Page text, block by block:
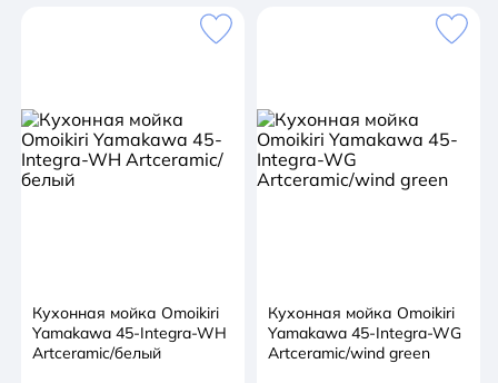
Кухонная мойка Omoikiri
Yamakawa 45-Integra-WH
Artceramic/белый
Кухонная мойка Omoikiri
Yamakawa 45-Integra-WG
Artceramic/wind green